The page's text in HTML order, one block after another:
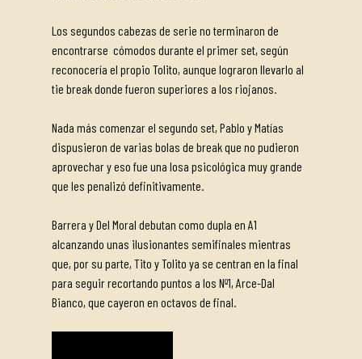
Los segundos cabezas de serie no terminaron de
encontrarse cómodos durante el primer set, según
reconocería el propio Tolito, aunque lograron llevarlo al
tie break donde fueron superiores a los riojanos.
Nada más comenzar el segundo set, Pablo y Matías
dispusieron de varias bolas de break que no pudieron
aprovechar y eso fue una losa psicológica muy grande
que les penalizó definitivamente.
Barrera y Del Moral debutan como dupla en A1
alcanzando unas ilusionantes semifinales mientras
que, por su parte, Tito y Tolito ya se centran en la final
para seguir recortando puntos a los Nº1, Arce-Dal
Bianco, que cayeron en octavos de final.